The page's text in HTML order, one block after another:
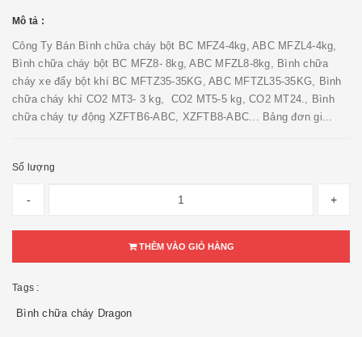
Mô tả :
Công Ty Bán Bình chữa cháy bột BC MFZ4-4kg, ABC MFZL4-4kg,
Bình chữa cháy bột BC MFZ8- 8kg, ABC MFZL8-8kg, Bình chữa
cháy xe đẩy bột khí BC MFTZ35-35KG, ABC MFTZL35-35KG, Bình
chữa cháy khí CO2 MT3- 3 kg, CO2 MT5-5 kg, CO2 MT24., Bình
chữa cháy tự động XZFTB6-ABC, XZFTB8-ABC... Bảng đơn gi...
Số lượng
- +
THÊM VÀO GIỎ HÀNG
Tags :
Bình chữa cháy Dragon